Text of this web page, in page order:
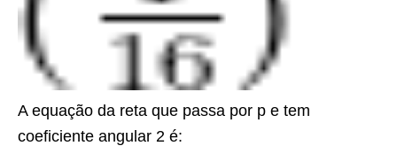
A equação da reta que passa por p e tem
coeficiente angular 2 é: